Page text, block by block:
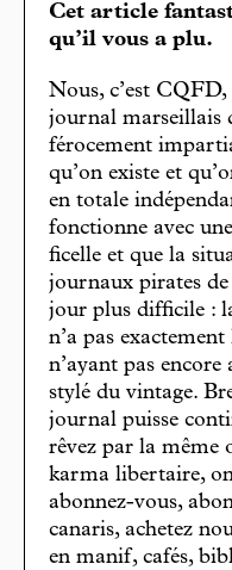
Cet article
qu’il vous a plu.
Nous, c’est
journal marseillais
férocement
qu’on existe et
en totale
fonctionne avec
ficelle et que la
journaux pirates de
jour plus difficile :
n’a pas
n’ayant pas
stylé du vintage.
journal puisse
rêvez par la même
karma libertaire,
abonnez-vous,
canaris, achetez
en manif, cafés,